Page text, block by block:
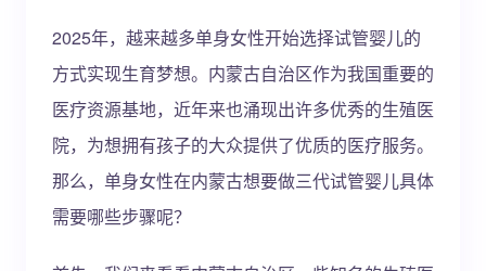
2025年，越来越多单身女性开始选择试管婴儿的
方式实现生育梦想。内蒙古自治区作为我国重要的
医疗资源基地，近年来也涌现出许多优秀的生殖医
院，为想拥有孩子的大众提供了优质的医疗服务。
那么，单身女性在内蒙古想要做三代试管婴儿具体
需要哪些步骤呢？